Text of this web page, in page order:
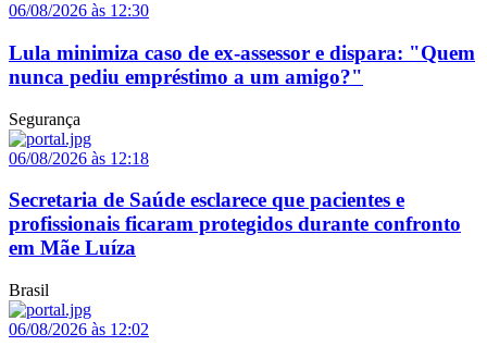
06/08/2026 às 12:30
Lula minimiza caso de ex-assessor e dispara: "Quem
nunca pediu empréstimo a um amigo?"
Segurança
06/08/2026 às 12:18
Secretaria de Saúde esclarece que pacientes e
profissionais ficaram protegidos durante confronto
em Mãe Luíza
Brasil
06/08/2026 às 12:02